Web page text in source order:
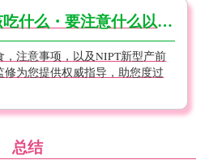
关于怀孕期间应该吃什么・要注意什么以及NIPT(新型产前诊断)【医生监修】
注意事项，以及NIPT新型产前
为您提供权威指导，助您度过
总结